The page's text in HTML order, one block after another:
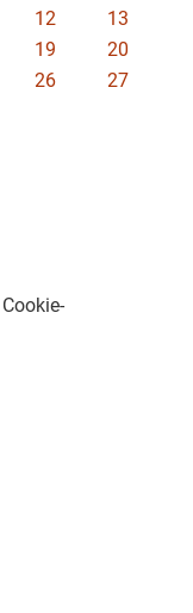
12
13
19
20
26
27
Cookie-